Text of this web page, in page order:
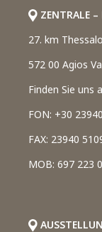
ZENTRALE –
27. km
572 00 Agios
Finden Sie uns
FON: +30
FAX: 23940
MOB: 697 223